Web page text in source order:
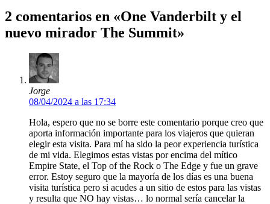
2 comentarios en «One Vanderbilt y el
nuevo mirador The Summit»
Jorge
08/04/2024 a las 17:34
Hola, espero que no se borre este comentario porque creo que
aporta información importante para los viajeros que quieran
elegir esta visita. Para mí ha sido la peor experiencia turística
de mi vida. Elegimos estas vistas por encima del mítico
Empire State, el Top of the Rock o The Edge y fue un grave
error. Estoy seguro que la mayoría de los días es una buena
visita turística pero si acudes a un sitio de estos para las vistas
y resulta que NO hay vistas… lo normal sería cancelar la